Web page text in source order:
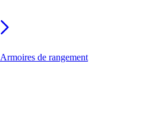
Armoires de rangement